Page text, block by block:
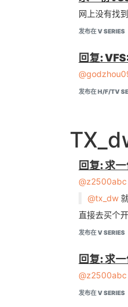
网上没有找
发布在 V SERIES
回复:
发布在 H/F/TV
回复: 求
@z2500abc
@tx_dw
直接去买个
发布在 V SERIES
回复: 求
@z2500abc
发布在 V SERIES